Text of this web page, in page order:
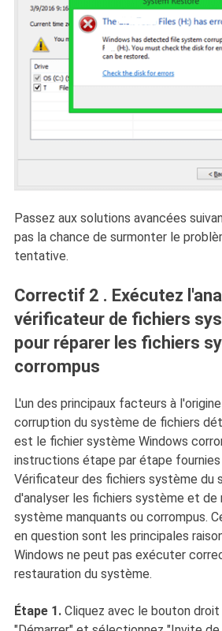
Passez aux solutions avancées
pas la chance de surmonter le
tentative.
Correctif 2 . Exécutez
vérificateur de fichiers
pour réparer les fichiers
corrompus
L'un des principaux facteurs à
corruption du système de fichiers
est le fichier système Windows
instructions étape par étape
Vérificateur des fichiers système du
d'analyser les fichiers système et de
système manquants ou corrompus.
en question sont les principales
Windows ne peut pas exécuter
restauration du système.
Étape 1.Cliquez avec le bouton